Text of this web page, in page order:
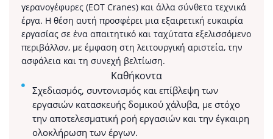
γερανογέφυρες (EOT Cranes) και άλλα σύνθετα τεχνικά
έργα. Η θέση αυτή προσφέρει μια εξαιρετική ευκαιρία
εργασίας σε ένα απαιτητικό και ταχύτατα εξελισσόμενο
περιβάλλον, με έμφαση στη λειτουργική αριστεία, την
ασφάλεια και τη συνεχή βελτίωση.
Καθήκοντα
Σχεδιασμός, συντονισμός και επίβλεψη των
εργασιών κατασκευής δομικού χάλυβα, με στόχο
την αποτελεσματική ροή εργασιών και την έγκαιρη
ολοκλήρωση των έργων.